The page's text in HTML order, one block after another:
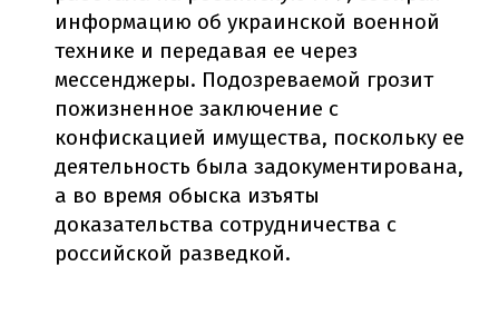
информацию об украинской военной
технике и передавая ее через
мессенджеры. Подозреваемой грозит
пожизненное заключение с
конфискацией имущества, поскольку ее
деятельность была задокументирована,
а во время обыска изъяты
доказательства сотрудничества с
российской разведкой.